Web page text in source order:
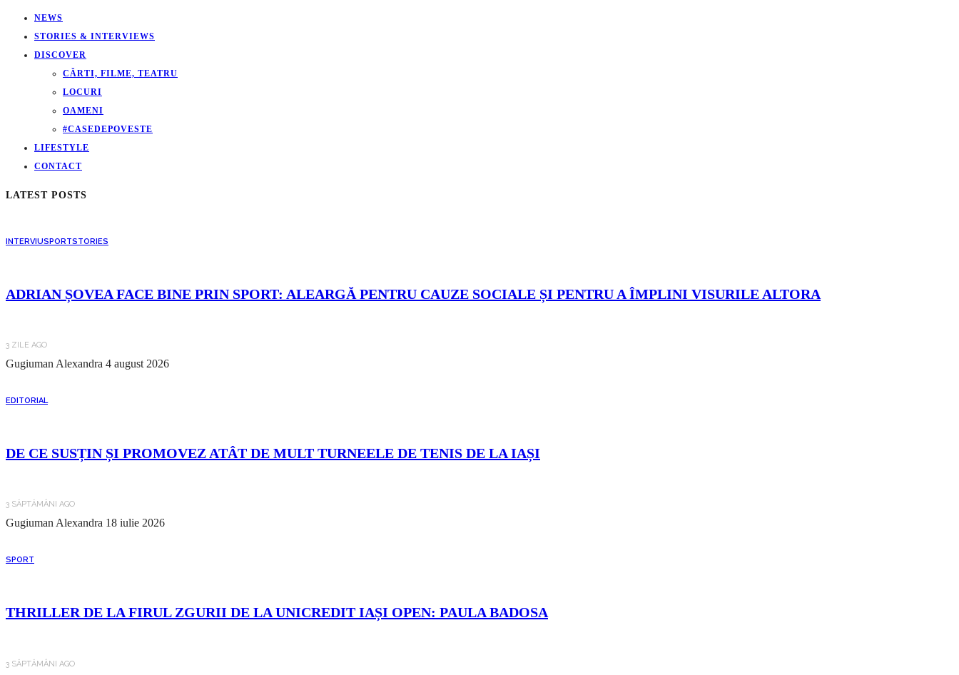
NEWS
STORIES & INTERVIEWS
DISCOVER
CĂRTI, FILME, TEATRU
LOCURI
OAMENI
#CASEDEPOVESTE
LIFESTYLE
CONTACT
LATEST POSTS
INTERVIUSPORTSTORIES
ADRIAN ȘOVEA FACE BINE PRIN SPORT: ALEARGĂ PENTRU CAUZE SOCIALE ȘI PENTRU A ÎMPLINI VISURILE ALTORA
3 ZILE AGO
Gugiuman Alexandra 4 august 2026
EDITORIAL
DE CE SUSȚIN ȘI PROMOVEZ ATÂT DE MULT TURNEELE DE TENIS DE LA IAȘI
3 SĂPTĂMÂNI AGO
Gugiuman Alexandra 18 iulie 2026
SPORT
THRILLER DE LA FIRUL ZGURII DE LA UNICREDIT IAȘI OPEN: PAULA BADOSA
3 SĂPTĂMÂNI AGO